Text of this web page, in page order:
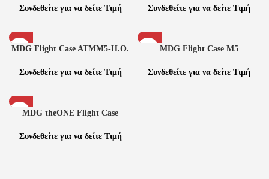
Συνδεθείτε για να δείτε Τιμή Συνδεθείτε για να δείτε Τιμή
MDG Flight Case ATMM5-H.O.
Συνδεθείτε για να δείτε Τιμή
MDG Flight Case M5
Συνδεθείτε για να δείτε Τιμή
MDG theONE Flight Case
Συνδεθείτε για να δείτε Τιμή